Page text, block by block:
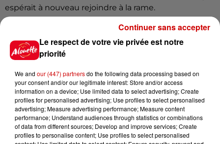
espérait à nouveau rejoindre à la rame.
(avec AFP)
Infos
5 août 2026
Deux-Sèvres : grave accident
entre une voiture et un minibus
Le respect de votre vie privée est notre
priorité
We and our (447) partnersdo the following data processing based on
your consent and/or our legitimate interest: Store and/or access
information on a device; Use limited data to select advertising; Create
profiles for personalised advertising; Use profiles to select personalised
advertising; Measure advertising performance; Measure content
performance; Understand audiences through statistics or combinations
of data from different sources; Develop and improve services; Create
profiles to personalise content; Use profiles to select personalised
Continuer sans accepter